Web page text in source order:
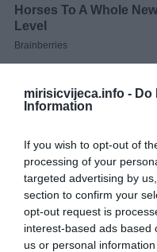
mirisicvijeca.info - Do
Information
If you wish to opt-out of
processing of your
targeted advertising by
section to confirm your
opt-out request is
interest-based ads based
us or personal
Ukus ovog čaja je
riješiti tako što ćete mu
gutljajima, 45 minuta pre
ovaj čaj može da poveća